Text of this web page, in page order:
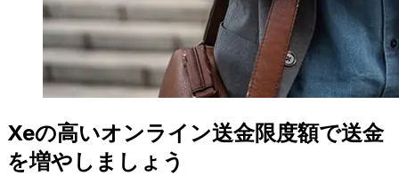
Xeの高いオンライン送金限度額で送金
を増やしましょう